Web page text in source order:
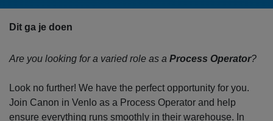
Dit ga je doen
Are you looking for a varied role as a Process Operator?
Look no further! We have the perfect opportunity for you.
Join Canon in Venlo as a Process Operator and help
ensure everything runs smoothly in their warehouse. In